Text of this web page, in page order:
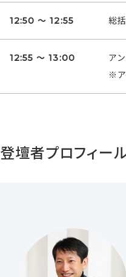
12:50 ～ 12:55 総括
12:55 ～ 13:00
ア
※ア
登壇者プロフィー